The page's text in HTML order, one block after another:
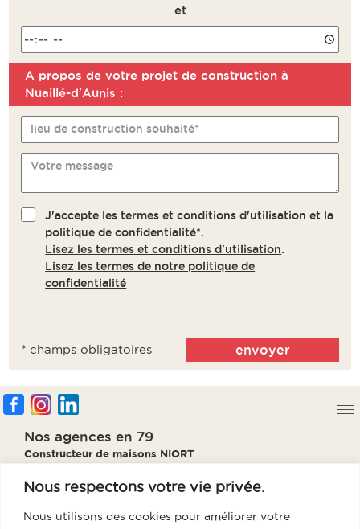
Nous respectons votre vie privée.
Nous utilisons des cookies pour améliorer votre
et
Remarque
A propos de votre projet de construction à
Nuaillé-d'Aunis :
lieu de construction souhaité*
Votre message
J'accepte les termes et conditions d'utilisation et la
politique de confidentialité*.
Lisez les termes et conditions d'utilisation.
Lisez les termes de notre politique de
confidentialité
* champs obligatoires
Nos agences en 79
Constructeur de maisons NIORT
Constructeur de maisons BRESSUIRE